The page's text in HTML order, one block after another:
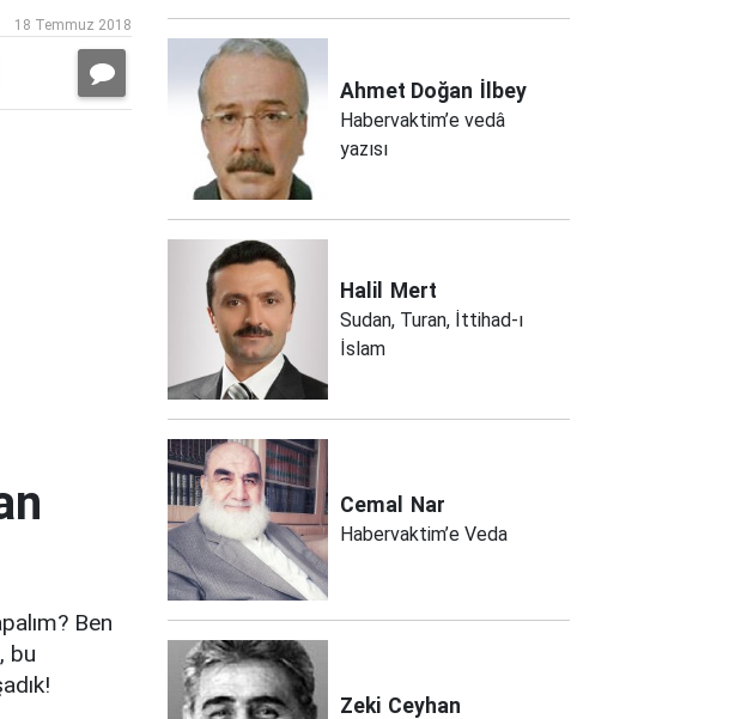
18 Temmuz 2018
Ben
bu
Ahmet Doğan İlbey
Habervaktim’e vedâ
yazısı
Halil Mert
Sudan, Turan, İttihad-ı
İslam
Cemal Nar
Habervaktim’e Veda
Zeki Ceyhan